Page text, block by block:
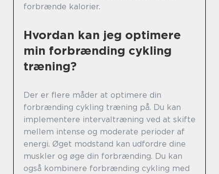
forbrænde kalorier.
Hvordan kan jeg optimere
min forbrænding cykling
træning?
Der er flere måder at optimere din
forbrænding cykling træning på. Du kan
implementere intervaltræning ved at skifte
mellem intense og moderate perioder af
energi. Øget modstand kan udfordre dine
muskler og øge din forbrænding. Du kan
også kombinere forbrænding cykling med